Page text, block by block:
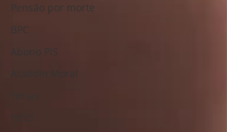
Pensão por morte
BPC
Abono PIS
Assédio Moral